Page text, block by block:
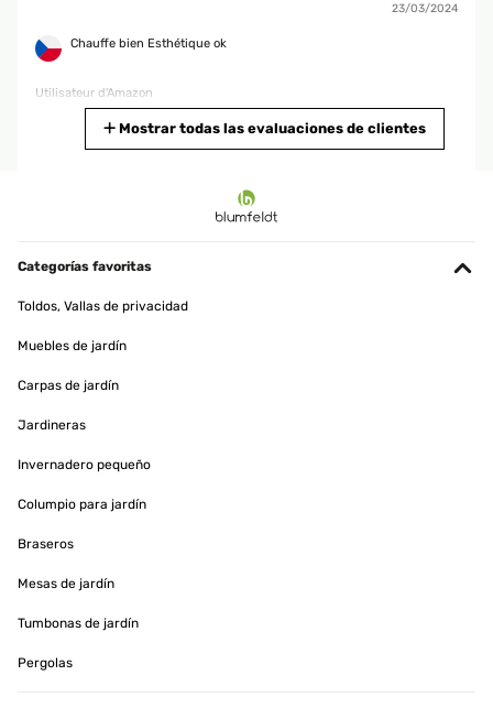
23/03/2024
Chauffe bien Esthétique ok
Utilisateur d'Amazon
schneller Aufbau
Entfernung Nutze den Heizer unter einem Tisch im
Verpackt und schnell.
Mostrar todas las evaluaciones de clientes
Categorías favoritas
Toldos, Vallas de privacidad
Muebles de jardín
Carpas de jardín
Jardineras
Invernadero pequeño
Columpio para jardín
Braseros
Mesas de jardín
Tumbonas de jardín
Pergolas